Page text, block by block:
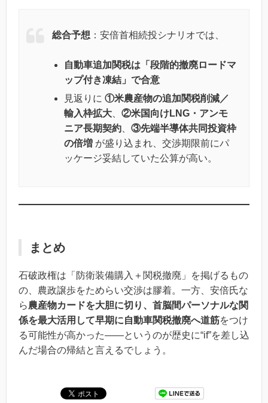
総合予想 ：安倍首相続投シナリオでは、
自動車追加関税は「段階的撤廃ロードマ
ップ付き凍結」で合意
見返りに ①米農産物の追加関税削減／
輸入枠拡大
②米国向けLNG・アンモ
ニア長期契約
③先端半導体共同投資枠
の倍増 が盛り込まれ、交渉期限前にパ
ッケージ妥結していた公算が高い。
まとめ
石破政権は「防衛装備購入＋関税撤廃」を掲げるもの
の、農政譲歩をためらい交渉は膠着。一方、安倍氏な
ら農産物カードを大胆に切り、首脳間パーソナルな関
係を最大活用して早期に自動車関税撤廃へ道筋をつけ
る可能性が高かった――というのが歴史に“if”を差し込
んだ場合の帰結と言えるでしょう。